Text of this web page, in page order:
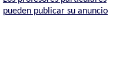
pueden publicar su anuncio